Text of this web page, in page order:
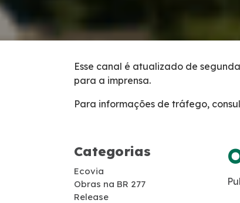
Política de Gestão Integrada
Obras Acordo Leniência
Passarela Ayrton Senna
Esse canal é atualizado de
para a imprensa.
Para informações de tráfego,
Categorias
Ecovia
Obras na BR 277
Release